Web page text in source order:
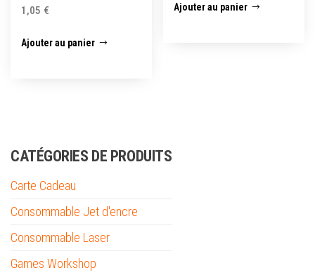
1,05 €
Ajouter au panier
Ajouter au panier
CATÉGORIES DE PRODUITS
Carte Cadeau
Consommable Jet d'encre
Consommable Laser
Games Workshop